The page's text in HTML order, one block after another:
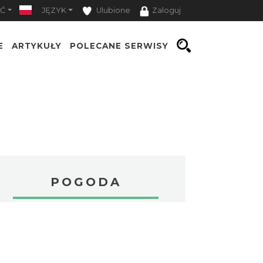
JĘZYK Ulubione Zaloguj
ARTYKUŁY POLECANE SERWISY
POGODA